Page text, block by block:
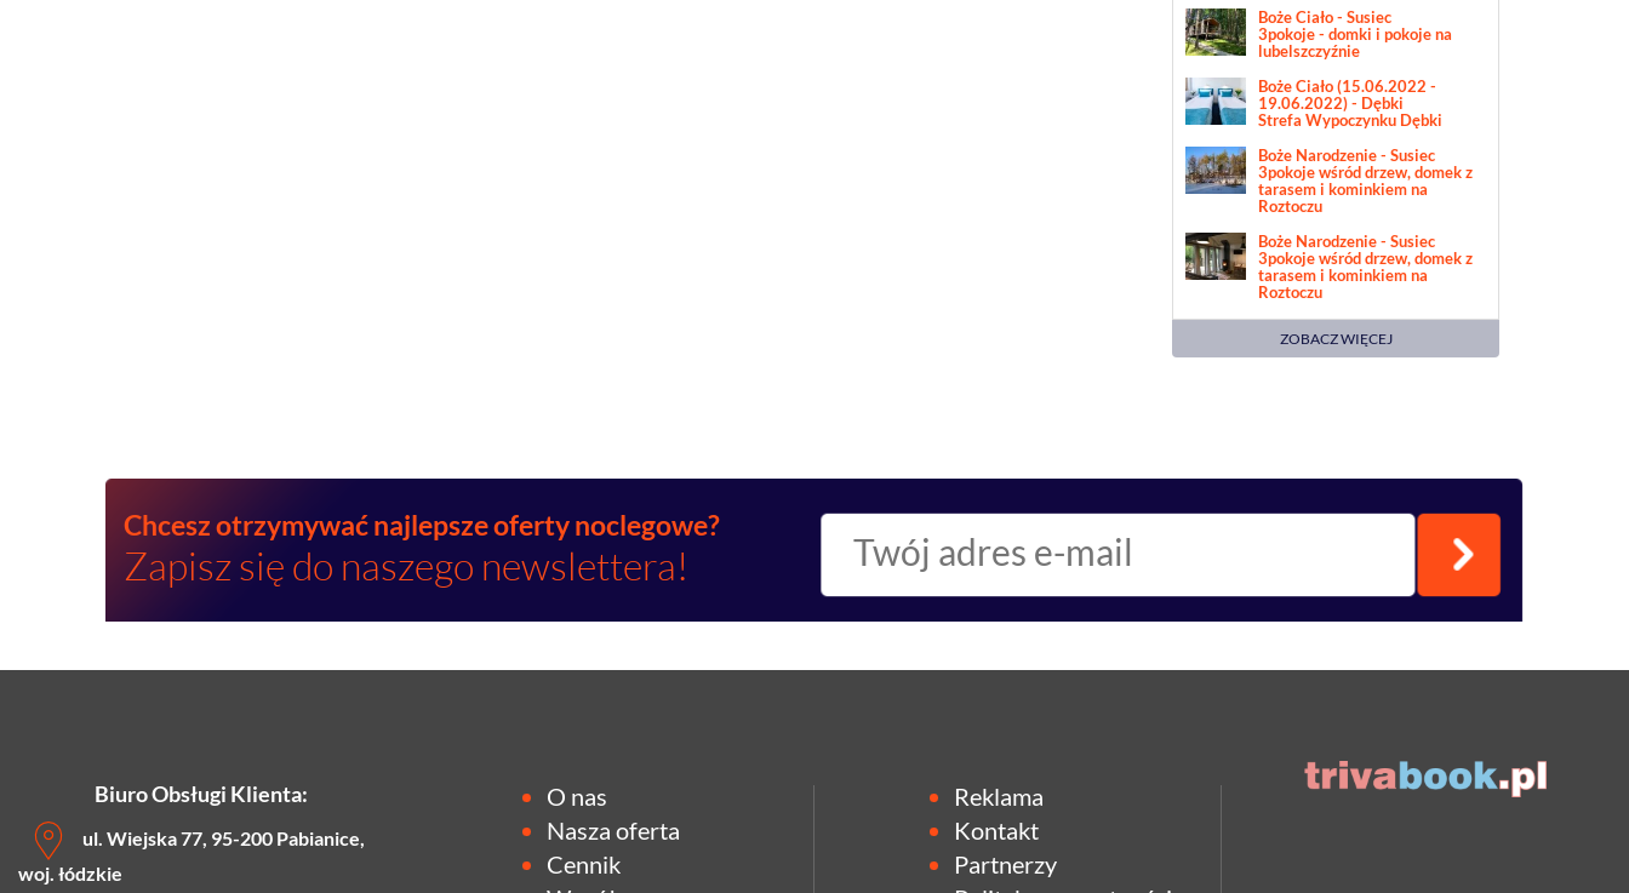
Boże Ciało - Susiec
3pokoje - domki i pokoje na
lubelszczyźnie
Boże Ciało (15.06.2022 -
19.06.2022) - Dębki
Strefa Wypoczynku Dębki
Boże Narodzenie - Susiec
3pokoje wśród drzew, domek z
tarasem i kominkiem na
Roztoczu
Boże Narodzenie - Susiec
3pokoje wśród drzew, domek z
tarasem i kominkiem na
Roztoczu
ZOBACZ WIĘCEJ
Chcesz otrzymywać najlepsze oferty noclegowe?
Zapisz się do naszego newslettera!
Biuro Obsługi Klienta:
ul. Wiejska 77, 95-200 Pabianice,
woj. łódzkie
O nas
Nasza oferta
Cennik
Reklama
Kontakt
Partnerzy